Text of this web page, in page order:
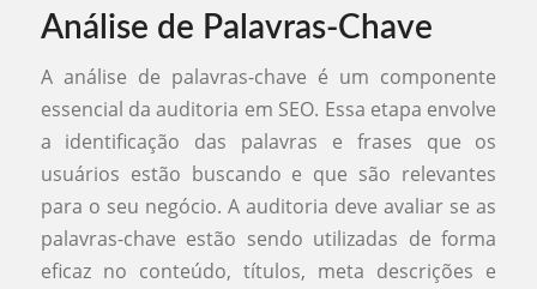
Análise de Palavras-Chave
A análise de palavras-chave é um componente
essencial da auditoria em SEO. Essa etapa envolve
a identificação das palavras e frases que os
usuários estão buscando e que são relevantes
para o seu negócio. A auditoria deve avaliar se as
palavras-chave estão sendo utilizadas de forma
eficaz no conteúdo, títulos, meta descrições e